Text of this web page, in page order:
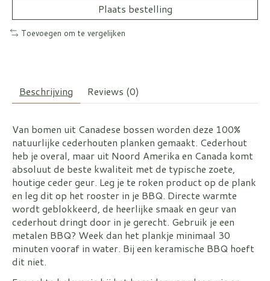
Plaats bestelling
Toevoegen om te vergelijken
Beschrijving Reviews (0)
Van bomen uit Canadese bossen worden deze 100%
natuurlijke cederhouten planken gemaakt. Cederhout
heb je overal, maar uit Noord Amerika en Canada komt
absoluut de beste kwaliteit met de typische zoete,
houtige ceder geur. Leg je te roken product op de plank
en leg dit op het rooster in je BBQ. Directe warmte
wordt geblokkeerd, de heerlijke smaak en geur van
cederhout dringt door in je gerecht. Gebruik je een
metalen BBQ? Week dan het plankje minimaal 30
minuten vooraf in water. Bij een keramische BBQ hoeft
dit niet.